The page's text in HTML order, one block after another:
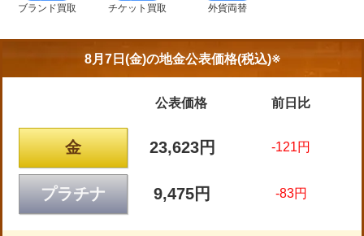
ブランド買取 チケット買取 外貨両替
8月7日(金)の地金公表価格(税込)※
公表価格 前日比
金 23,623円 -121円
プラチナ 9,475円 -83円